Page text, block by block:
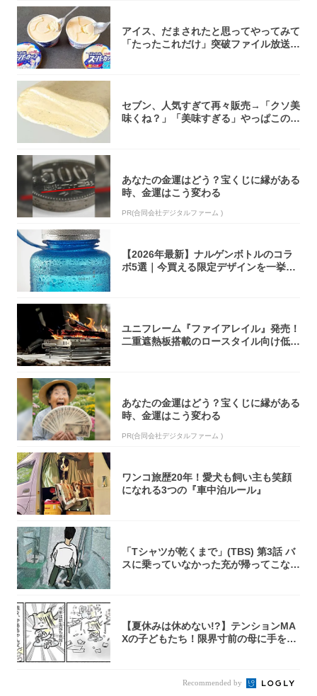
アイス、だまされたと思ってやってみて
「たったこれだけ」突破ファイル放送で
セブン、人気すぎて再々販売→「クソ美
味くね？」「美味すぎる」やっぱこのク
あなたの金運はどう？宝くじに縁がある
時、金運はこう変わる
PR(合同会社デジタルファーム )
【2026年最新】ナルゲンボトルのコラ
ボ5選｜今買える限定デザインを一挙紹
ユニフレーム『ファイアレイル』発売！
二重遮熱板搭載のロースタイル向け低型
あなたの金運はどう？宝くじに縁がある
時、金運はこう変わる
PR(合同会社デジタルファーム )
ワンコ旅歴20年！愛犬も飼い主も笑顔
になれる3つの『車中泊ルール』
「Tシャツが乾くまで」(TBS) 第3話 バ
スに乗っていなかった充が帰ってこな
【夏休みは休めない!?】テンションMA
Xの子どもたち！限界寸前の母に手を差
Recommended by